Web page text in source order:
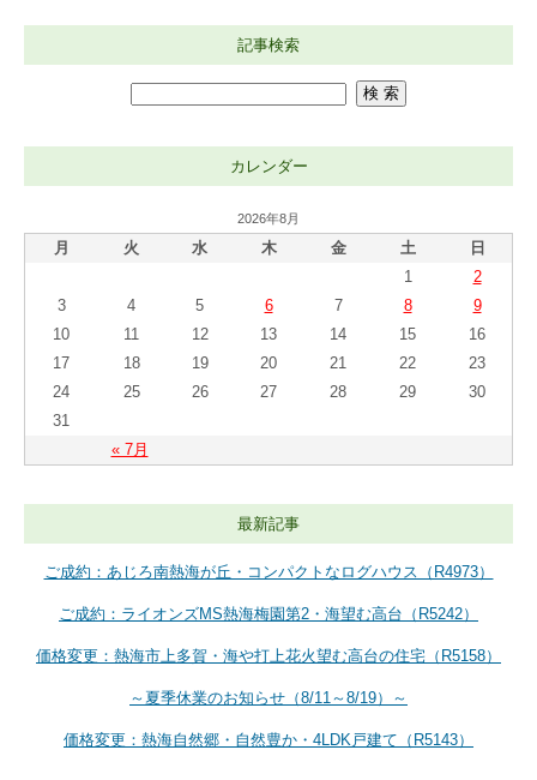
記事検索
カレンダー
2026年8月
月 火 水 木 金 土 日
« 7月
1
2
3
4 5 6 7 8
9
10
11 12 13 14 15
16
17
18 19 20 21 22
23
24
25 26 27 28 29
30
31
最新記事
ご成約：あじろ南熱海が丘・コンパクトなログハウス（R4973）
ご成約：ライオンズMS熱海梅園第2・海望む高台（R5242）
価格変更：熱海市上多賀・海や打上花火望む高台の住宅（R5158）
～夏季休業のお知らせ（8/11～8/19）～
価格変更：熱海自然郷・自然豊か・4LDK戸建て（R5143）